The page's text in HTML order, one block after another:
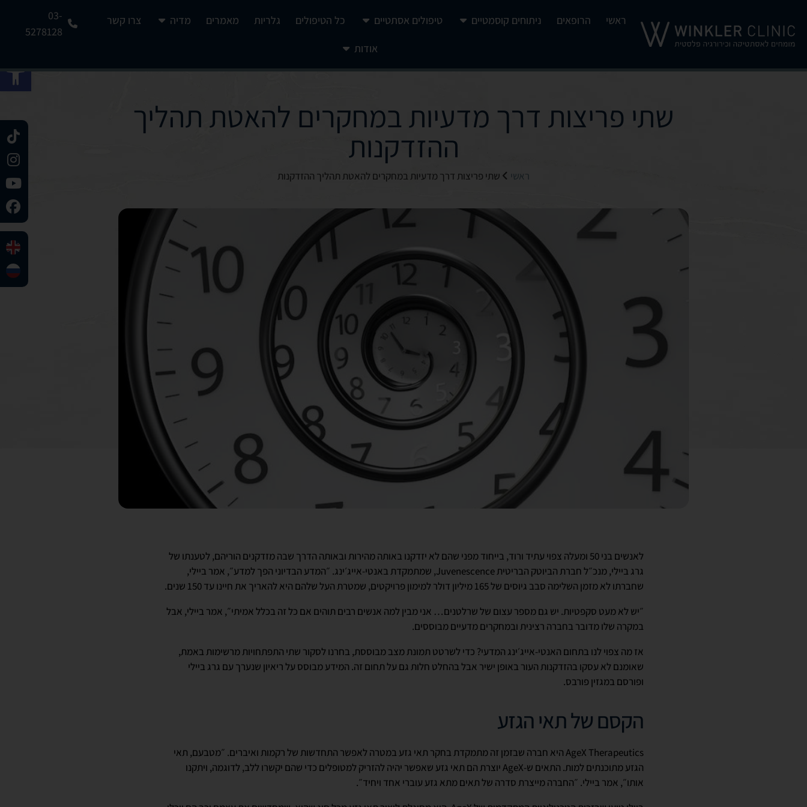
ראשי הרופאים ניתוחים קוסמטיים טיפולים אסתטיים כל הטיפולים גלריות מאמרים מדיה צרו קשר
אודות
03-
5278128
שתי פריצות דרך מדעיות במחקרים להאטת תהליך
ההזדקנות
ראשי שתי פריצות דרך מדעיות במחקרים להאטת תהליך ההזדקנות
לאנשים בני 50 ומעלה צפוי עתיד ורוד, בייחוד מפני שהם לא יזדקנו באותה מהירות ובאותה הדרך שבה מזדקנים הוריהם, לטענתו של
גרג ביילי, מנכ״ל חברת הביוטק הבריטית Juvenescence, שמתמקדת באנטי-אייג׳ינג. ״המדע הבדיוני הפך למדע״, אמר ביילי,
שחברתו לא מזמן השלימה סבב גיוסים של 165 מיליון דולר למימון פרויקטים, שמטרת העל שלהם היא להאריך את חיינו עד 150 שנים.
״יש לא מעט סקפטיות. יש גם מספר עצום של שרלטנים… אני מבין למה אנשים רבים תוהים אם כל זה בכלל אמיתי״, אמר ביילי, אבל
במקרה שלו מדובר בחברה רצינית ובמחקרים מדעיים מבוססים.
אז מה צפוי לנו בתחום האנטי-אייג׳ינג המדעי? כדי לשרטט תמונת מצב מבוססת, בחרנו לסקור שתי התפתחויות מרשימות באמת,
שאומנם לא עסקו בהזדקנות העור באופן ישיר אבל בהחלט חלות גם על תחום זה. המידע מבוסס על ריאיון שנערך עם גרג ביילי
ופורסם במגזין פורבס.
הקסם של תאי הגזע
AgeX Therapeutics היא חברה שבזמן זה מתמקדת בחקר תאי גזע במטרה לאפשר התחדשות של רקמות ואיברים. ״מטבעם, תאי
הגזע מתוכנתים למות. התאים ש-AgeX יוצרת הם תאי גזע שאפשר יהיה להזריק למטופלים כדי שהם יקשרו ללב, לדוגמה, ויתקנו
אותו״, אמר ביילי. ״החברה מייצרת סדרה של תאים מתא גזע עוברי אחד ויחיד״.